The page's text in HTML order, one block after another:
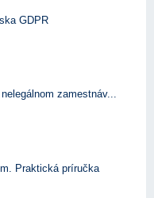
GDPR
zamestnáv...
Praktická príručka